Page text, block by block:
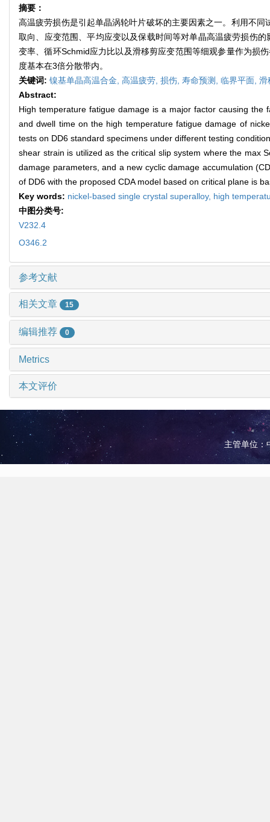
摘要：
高温疲劳损伤是引起单晶涡轮叶片破坏的主要因素之一。利用不
取向、应变范围、平均应变以及保载时间等对单晶高温疲劳损伤
变率、循环Schmid应力比以及滑移剪应变范围等细观参量作为损
度基本在3倍分散带内。
关键词: 镍基单晶高温合金, 高温疲劳, 损伤, 寿命预测, 临界平面, 滑
Abstract:
High temperature fatigue damage is a major factor causing
and dwell time on the high temperature fatigue damage of
tests on DD6 standard specimens under different testing
shear strain is utilized as the critical slip system where the max
damage parameters, and a new cyclic damage accumulation
of DD6 with the proposed CDA model based on critical plane is
Key words: nickel-based single crystal superalloy, high
中图分类号:
V232.4
O346.2
参考文献
相关文章 15
编辑推荐 0
Metrics
本文评价
主管单位：